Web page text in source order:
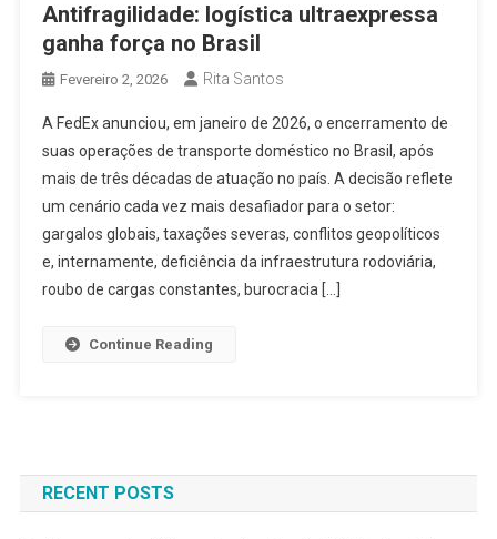
Antifragilidade: logística ultraexpressa
ganha força no Brasil
Fevereiro 2, 2026 Rita Santos
A FedEx anunciou, em janeiro de 2026, o encerramento de
suas operações de transporte doméstico no Brasil, após
mais de três décadas de atuação no país. A decisão reflete
um cenário cada vez mais desafiador para o setor:
gargalos globais, taxações severas, conflitos geopolíticos
e, internamente, deficiência da infraestrutura rodoviária,
roubo de cargas constantes, burocracia […]
Continue Reading
RECENT POSTS